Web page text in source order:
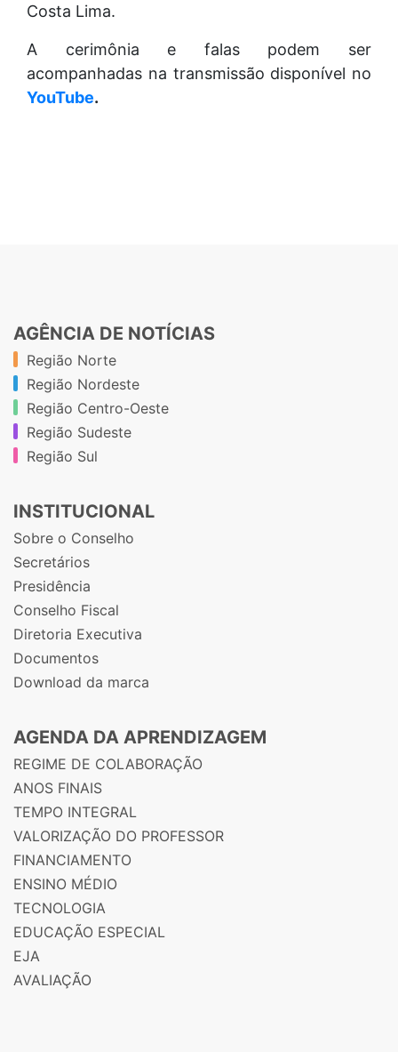
Costa Lima.
A cerimônia e falas podem ser
acompanhadas na transmissão disponível no
YouTube.
AGÊNCIA DE NOTÍCIAS
Região Norte
Região Nordeste
Região Centro-Oeste
Região Sudeste
Região Sul
INSTITUCIONAL
Sobre o Conselho
Secretários
Presidência
Conselho Fiscal
Diretoria Executiva
Documentos
Download da marca
AGENDA DA APRENDIZAGEM
REGIME DE COLABORAÇÃO
ANOS FINAIS
TEMPO INTEGRAL
VALORIZAÇÃO DO PROFESSOR
FINANCIAMENTO
ENSINO MÉDIO
TECNOLOGIA
EDUCAÇÃO ESPECIAL
EJA
AVALIAÇÃO